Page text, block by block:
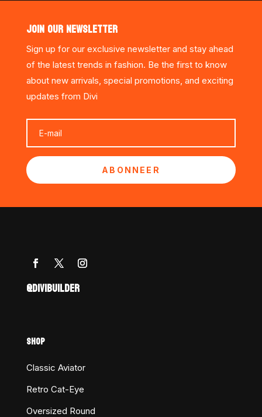
JOIN OUR NEWSLETTER
Sign up for our exclusive newsletter and stay ahead
of the latest trends in fashion. Be the first to know
about new arrivals, special promotions, and exciting
updates from Divi
ABONNEER
@DIVIBUILDER
SHOP
Classic Aviator
Retro Cat-Eye
Oversized Round